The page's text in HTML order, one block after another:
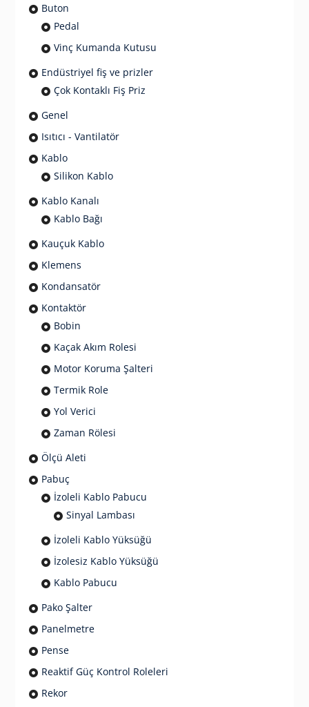
Buton
Pedal
Vinç Kumanda Kutusu
Endüstriyel fiş ve prizler
Çok Kontaklı Fiş Priz
Genel
Isıtıcı - Vantilatör
Kablo
Silikon Kablo
Kablo Kanalı
Kablo Bağı
Kauçuk Kablo
Klemens
Kondansatör
Kontaktör
Bobin
Kaçak Akım Rolesi
Motor Koruma Şalteri
Termik Role
Yol Verici
Zaman Rölesi
Ölçü Aleti
Pabuç
İzoleli Kablo Pabucu
Sinyal Lambası
İzoleli Kablo Yüksüğü
İzolesiz Kablo Yüksüğü
Kablo Pabucu
Pako Şalter
Panelmetre
Pense
Reaktif Güç Kontrol Roleleri
Rekor